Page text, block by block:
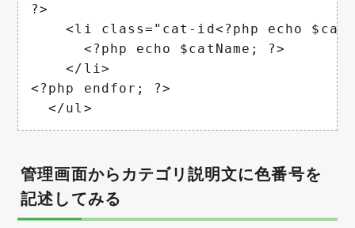
?>
<li class="cat-id<?php echo
      <?php echo $catName; ?>
    </li>
<?php endfor; ?>
  </ul>
管理画面からカテゴリ説明文に色番号を
記述してみる